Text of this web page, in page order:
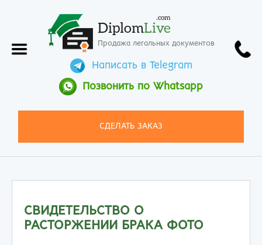
DiplomLive
.com
Продажа легальных документов
Написать в Telegram
Позвонить по Whatsapp
СДЕЛАТЬ ЗАКАЗ
СВИДЕТЕЛЬСТВО О
РАСТОРЖЕНИИ БРАКА ФОТО